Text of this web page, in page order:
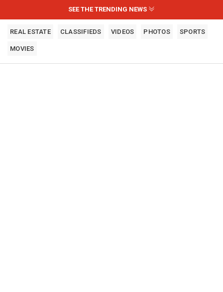
SEE THE TRENDING NEWS
REAL ESTATE CLASSIFIEDS VIDEOS PHOTOS SPORTS
MOVIES